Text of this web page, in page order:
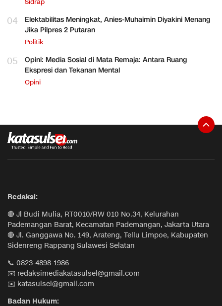
Sidrap
04
Elektabilitas Meningkat, Anies-Muhaimin Diyakini Menang
Jika Pilpres 2 Putaran
Politik
05
Opini: Media Sosial di Mata Remaja: Antara Ruang
Ekspresi dan Tekanan Mental
Opini
Redaksi:
🔴 Jl Budi Mulia, RT0010/RW 010 No.34, Kelurahan
Pademangan Barat, Kecamatan Pademangan, Jakarta Utara
🔴 Jl. Ganggawa No. 149, Arateng, Tellu Limpoe, Kabupaten
Sidenreng Rappang Sulawesi Selatan
📞 0823-4898-1986
✉️ redaksimediakatasulsel@gmail.com
✉️ katasulsel@gmail.com
Badan Hukum: